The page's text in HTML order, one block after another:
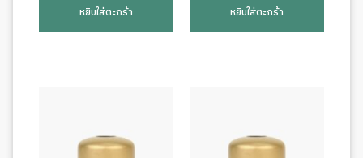
หยิบใส่ตะกร้า หยิบใส่ตะกร้า